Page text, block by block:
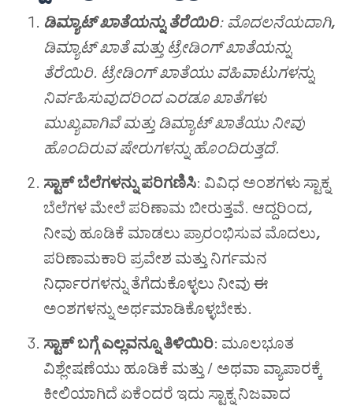
ಡಿಮ್ಯಾಟ್ ಖಾತೆಯನ್ನು ತೆರೆಯಿರಿ: ಮೊದಲನೆಯದಾಗಿ,
ಡಿಮ್ಯಾಟ್ ಖಾತೆ ಮತ್ತು ಟ್ರೇಡಿಂಗ್ ಖಾತೆಯನ್ನು
ತೆರೆಯಿರಿ. ಟ್ರೇಡಿಂಗ್ ಖಾತೆಯು ವಹಿವಾಟುಗಳನ್ನು
ನಿರ್ವಹಿಸುವುದರಿಂದ ಎರಡೂ ಖಾತೆಗಳು
ಮುಖ್ಯವಾಗಿವೆ ಮತ್ತು ಡಿಮ್ಯಾಟ್ ಖಾತೆಯು ನೀವು
ಹೊಂದಿರುವ ಷೇರುಗಳನ್ನು ಹೊಂದಿರುತ್ತದೆ.
ಸ್ಟಾಕ್ ಬೆಲೆಗಳನ್ನು ಪರಿಗಣಿಸಿ: ವಿವಿಧ ಅಂಶಗಳು ಸ್ಟಾಕ್ನ
ಬೆಲೆಗಳ ಮೇಲೆ ಪರಿಣಾಮ ಬೀರುತ್ತವೆ. ಆದ್ದರಿಂದ,
ನೀವು ಹೂಡಿಕೆ ಮಾಡಲು ಪ್ರಾರಂಭಿಸುವ ಮೊದಲು,
ಪರಿಣಾಮಕಾರಿ ಪ್ರವೇಶ ಮತ್ತು ನಿರ್ಗಮನ
ನಿರ್ಧಾರಗಳನ್ನು ತೆಗೆದುಕೊಳ್ಳಲು ನೀವು ಈ
ಅಂಶಗಳನ್ನು ಅರ್ಥಮಾಡಿಕೊಳ್ಳಬೇಕು.
ಸ್ಟಾಕ್ ಬಗ್ಗೆ ಎಲ್ಲವನ್ನೂ ತಿಳಿಯಿರಿ: ಮೂಲಭೂತ
ವಿಶ್ಲೇಷಣೆಯು ಹೂಡಿಕೆ ಮತ್ತು / ಅಥವಾ ವ್ಯಾಪಾರಕ್ಕೆ
ಕೀಲಿಯಾಗಿದೆ ಏಕೆಂದರೆ ಇದು ಸ್ಟಾಕ್ನ ನಿಜವಾದ